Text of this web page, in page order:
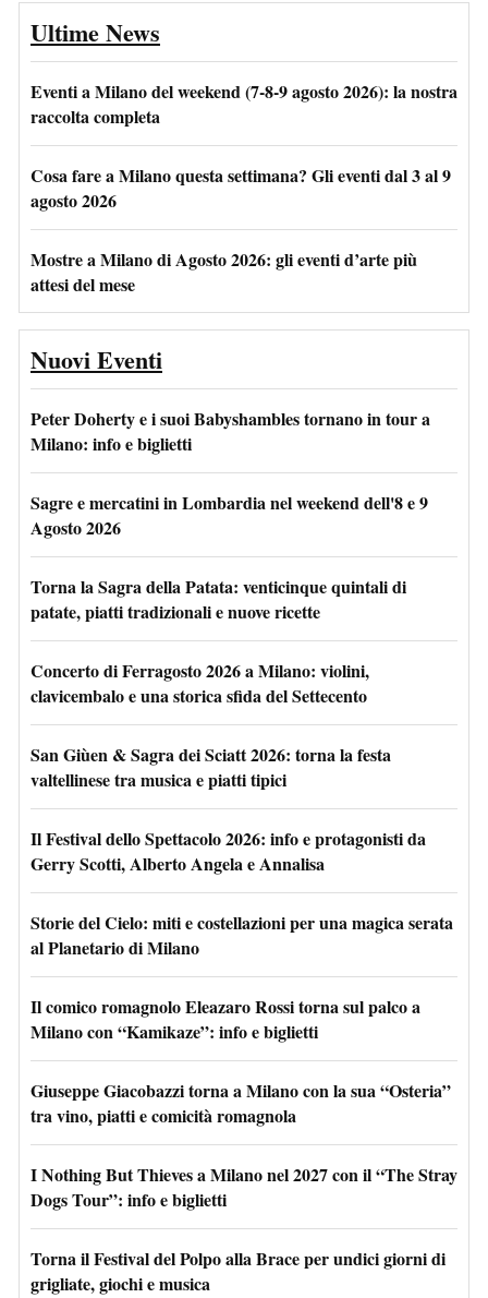
Ultime News
Eventi a Milano del weekend (7-8-9 agosto 2026): la nostra
raccolta completa
Cosa fare a Milano questa settimana? Gli eventi dal 3 al 9
agosto 2026
Mostre a Milano di Agosto 2026: gli eventi d’arte più
attesi del mese
Nuovi Eventi
Peter Doherty e i suoi Babyshambles tornano in tour a
Milano: info e biglietti
Sagre e mercatini in Lombardia nel weekend dell'8 e 9
Agosto 2026
Torna la Sagra della Patata: venticinque quintali di
patate, piatti tradizionali e nuove ricette
Concerto di Ferragosto 2026 a Milano: violini,
clavicembalo e una storica sfida del Settecento
San Giùen & Sagra dei Sciatt 2026: torna la festa
valtellinese tra musica e piatti tipici
Il Festival dello Spettacolo 2026: info e protagonisti da
Gerry Scotti, Alberto Angela e Annalisa
Storie del Cielo: miti e costellazioni per una magica serata
al Planetario di Milano
Il comico romagnolo Eleazaro Rossi torna sul palco a
Milano con “Kamikaze”: info e biglietti
Giuseppe Giacobazzi torna a Milano con la sua “Osteria”
tra vino, piatti e comicità romagnola
I Nothing But Thieves a Milano nel 2027 con il “The Stray
Dogs Tour”: info e biglietti
Torna il Festival del Polpo alla Brace per undici giorni di
grigliate, giochi e musica